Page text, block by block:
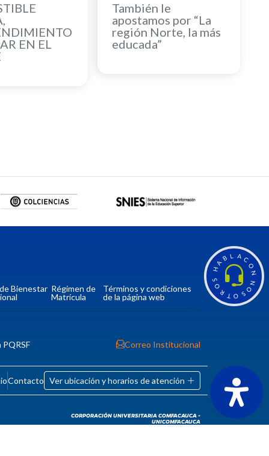
H
A
B L A C
O
N
N
O
S
O
T
R
O
S
EN EL
También le
apostamos por “La
región Norte, la más
educada”
Bienestar Régimen de
Matrícula
Términos y condiciones
de la página web
PQRSF Correo Institucional
Contacto Ver ubicación y horarios de atención
CORPORACIÓN UNIVERSITARIA COMFACAUCA -
UNICOMFACAUCA